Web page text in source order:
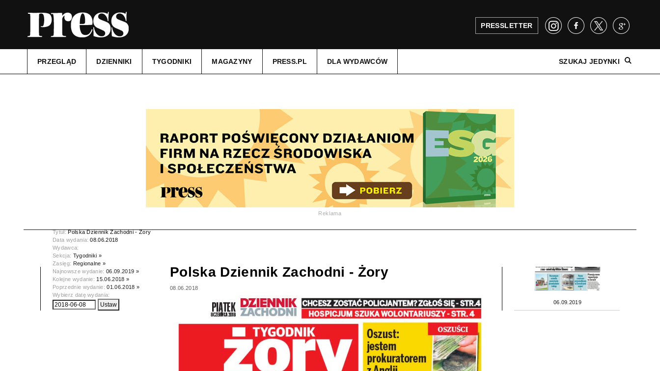
PRESSLETTER
PRZEGLĄD DZIENNIKI TYGODNIKI MAGAZYNY PRESS.PL DLA WYDAWCÓW SZUKAJ JEDYNKI
Reklama
Tytuł:Polska Dziennik Zachodni - Żory
Data wydania:08.06.2018
Wydawca:
Sekcja: Tygodniki »
Zasięg: Regionalne »
Najnowsze wydanie:06.09.2019 »
Kolejne wydanie: 15.06.2018 »
Poprzednie wydanie:01.06.2018 »
Wybierz datę wydania:
Polska Dziennik Zachodni - Żory
08.06.2018
06.09.2019